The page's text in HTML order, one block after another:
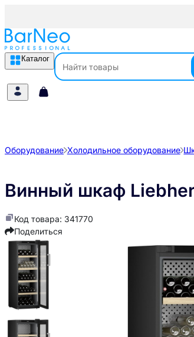
Каталог
Оборудование Холодильное оборудование
Винный шкаф
Код товара: 341770
Поделиться